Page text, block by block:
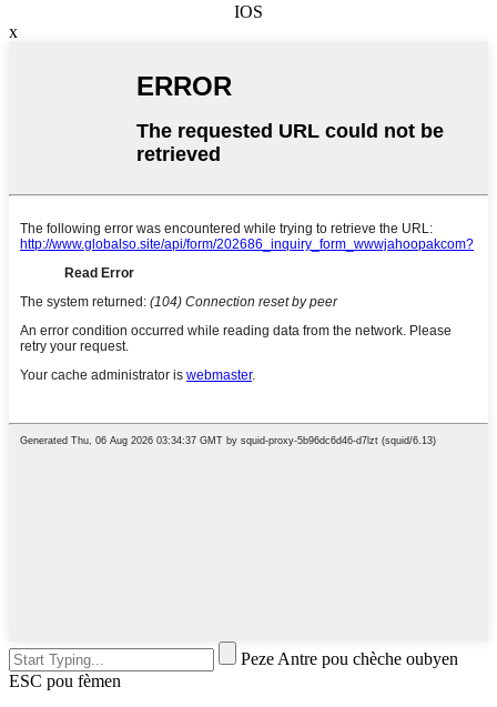
IOS
x
Peze Antre pou chèche oubyen
ESC pou fèmen